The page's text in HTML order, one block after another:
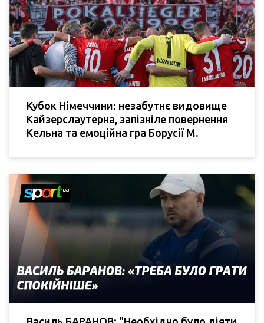
Кубок Німеччини: незабутнє видовище
Кайзерслаутерна, запізніле повернення
Кельна та емоційна гра Борусії М.